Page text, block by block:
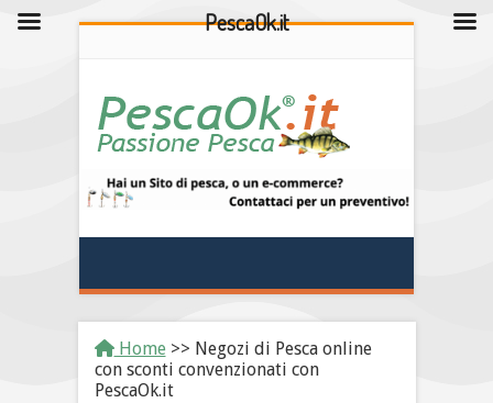
Home >> Negozi di Pesca online
con sconti convenzionati con
PescaOk.it
PescaOk.it